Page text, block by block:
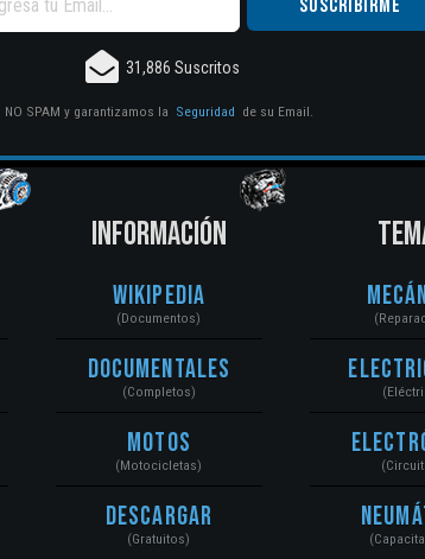
31,886 Suscritos
NO SPAM y garantizamos la Seguridad de su Email.
INFORMACIÓN
Wikipedia
(Documentos)
Documentales
(Completos)
Motos
(Motocicletas)
Descargar
(Gratuitos)